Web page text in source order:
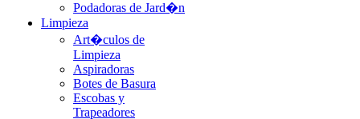
Podadoras de Jard�n
Limpieza
Art�culos de
Limpieza
Aspiradoras
Botes de Basura
Escobas y
Trapeadores